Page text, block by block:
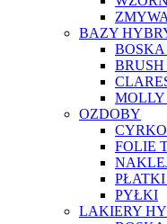
BAZY
BRUSH
OZDOBY
FOLIE
PYŁKI
LAKIERY